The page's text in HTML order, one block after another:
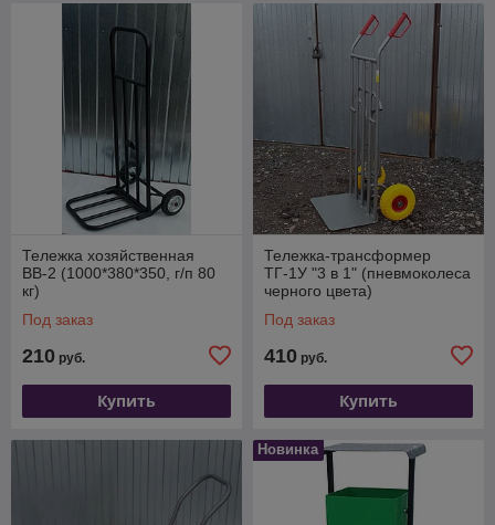
Тележка хозяйственная
ВВ-2 (1000*380*350, г/п 80
кг)
Под заказ
210 руб.
Купить
Тележка-трансформер
ТГ-1У "3 в 1" (пневмоколеса
черного цвета)
Под заказ
410 руб.
Купить
Новинка